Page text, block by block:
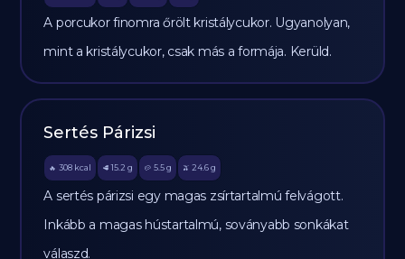
A porcukor finomra őrölt kristálycukor. Ugyanolyan,
mint a kristálycukor, csak más a formája. Kerüld.
Sertés Párizsi
🔥 308 kcal 🥩 15.2 g 🥔 5.5g 🫒 24.6 g
A sertés párizsi egy magas zsírtartalmú felvágott.
Inkább a magas hústartalmú, soványabb sonkákat
válaszd.